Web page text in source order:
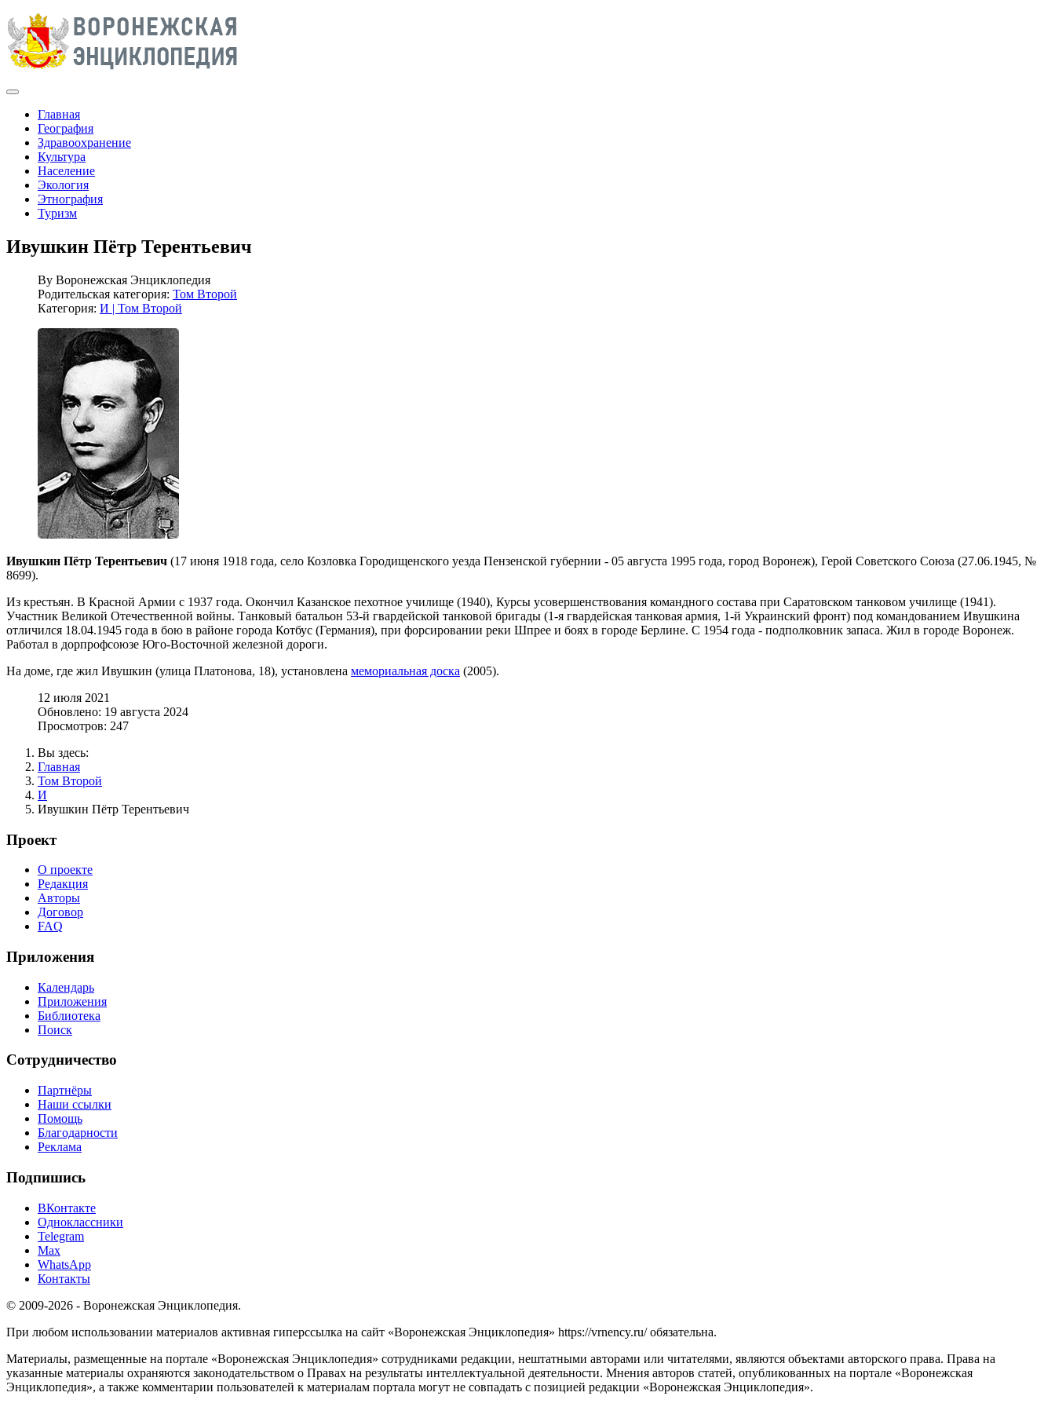
Главная
География
Здравоохранение
Культура
Население
Экология
Этнография
Туризм
Ивушкин Пётр Терентьевич
By Воронежская Энциклопедия
Родительская категория: Том Второй
Категория: И | Том Второй
Ивушкин Пётр Терентьевич (17 июня 1918 года, село Козловка Городищенского уезда Пензенской губернии - 05 августа 1995 года, город Воронеж), Герой Советского Союза (27.06.1945, №
8699).
Из крестьян. В Красной Армии с 1937 года. Окончил Казанское пехотное училище (1940), Курсы усовершенствования командного состава при Саратовском танковом училище (1941).
Участник Великой Отечественной войны. Танковый батальон 53-й гвардейской танковой бригады (1-я гвардейская танковая армия, 1-й Украинский фронт) под командованием Ивушкина
отличился 18.04.1945 года в бою в районе города Котбус (Германия), при форсировании реки Шпрее и боях в городе Берлине. С 1954 года - подполковник запаса. Жил в городе Воронеж.
Работал в дорпрофсоюзе Юго-Восточной железной дороги.
На доме, где жил Ивушкин (улица Платонова, 18), установлена мемориальная доска (2005).
12 июля 2021
Обновлено: 19 августа 2024
Просмотров: 247
Вы здесь:
Главная
Том Второй
И
Ивушкин Пётр Терентьевич
Проект
О проекте
Редакция
Авторы
Договор
FAQ
Приложения
Календарь
Приложения
Библиотека
Поиск
Сотрудничество
Партнёры
Наши ссылки
Помощь
Благодарности
Реклама
Подпишись
ВКонтакте
Одноклассники
Telegram
Max
WhatsApp
Контакты
© 2009-2026 - Воронежская Энциклопедия.
При любом использовании материалов активная гиперссылка на сайт «Воронежская Энциклопедия» https://vrnency.ru/ обязательна.
Материалы, размещенные на портале «Воронежская Энциклопедия» сотрудниками редакции, нештатными авторами или читателями, являются объектами авторского права. Права на
указанные материалы охраняются законодательством о Правах на результаты интеллектуальной деятельности. Мнения авторов статей, опубликованных на портале «Воронежская
Энциклопедия», а также комментарии пользователей к материалам портала могут не совпадать с позицией редакции «Воронежская Энциклопедия».